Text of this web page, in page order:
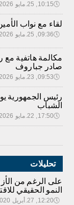
🕔10:15, 25.مايو 2026
لقاء مع نواب
🕔09:36, 25.مايو 2026
مكالمة هاتفية
صادر جباروف
🕔09:53, 23.مايو 2026
رئيس الجمهورية
الشباب
🕔17:50, 22.مايو 2026
تحليلات
على الرغم من
النمو الحقيقي
🕔12:20, 27.أبريل 2020